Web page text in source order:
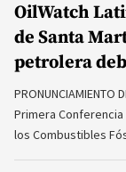
OilWatch
de Santa
petrolera
PRONUNCIAMIENTO
Primera
los Combustibles